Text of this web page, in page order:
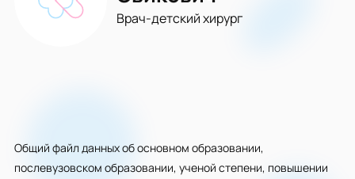
Врач-детский хирург
Общий файл данных об основном образовании,
послевузовском образовании, ученой степени, повышении